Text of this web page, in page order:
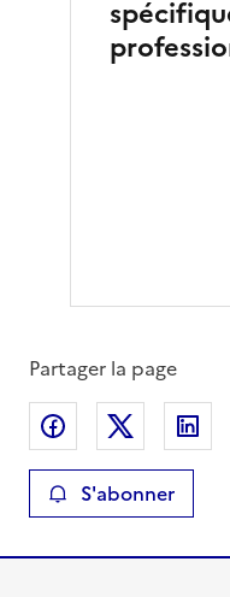
Partager la page
Partager surPartager
S'abonner